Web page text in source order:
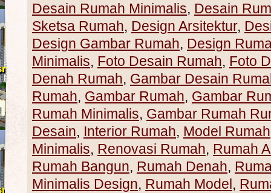
Desain Rumah Minimalis, Desain
Sketsa Rumah, Design Arsitektur,
Design Gambar Rumah, Design
Minimalis, Foto Desain Rumah, Foto
Denah Rumah, Gambar Desain
Rumah, Gambar Rumah, Gambar
Rumah Minimalis, Gambar Rumah
Desain, Interior Rumah, Model Rumah
Minimalis, Renovasi Rumah, Rumah
Rumah Bangun, Rumah Denah,
Minimalis Design, Rumah Model,